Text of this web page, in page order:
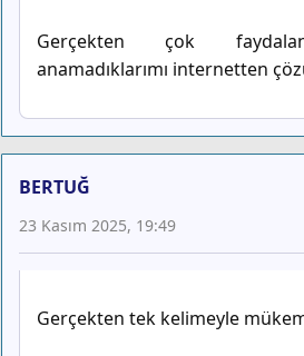
Gerçekten çok
anamadıklarımı internetten
BERTUĞ
23 Kasım 2025, 19:49
Gerçekten tek kelimeyle